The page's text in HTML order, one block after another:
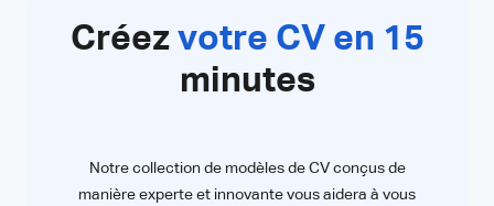
Créez votre CV en 15
minutes
Notre collection de modèles de CV conçus de
manière experte et innovante vous aidera à vous